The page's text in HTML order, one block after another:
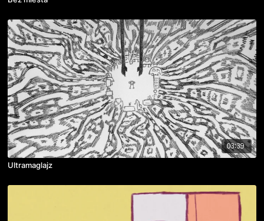
03:39
Ultramaglajz